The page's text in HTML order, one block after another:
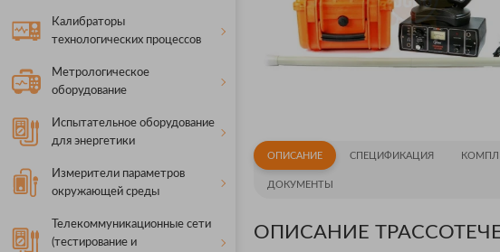
Калибраторы
технологических процессов
Метрологическое
оборудование
Испытательное оборудование
для энергетики
Измерители параметров
окружающей среды
Телекоммуникационные сети
(тестирование и
ОПИСАНИЕ СПЕЦИФИКАЦИЯ
ДОКУМЕНТЫ
ОПИСАНИЕ